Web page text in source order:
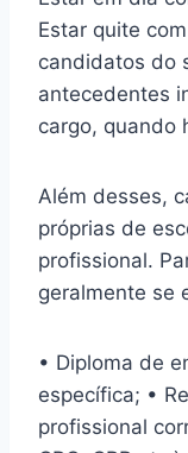
Estar quite
candidatos do
antecedentes
cargo, quando
Além desses,
próprias de
profissional.
geralmente se
• Diploma de
específica; •
profissional